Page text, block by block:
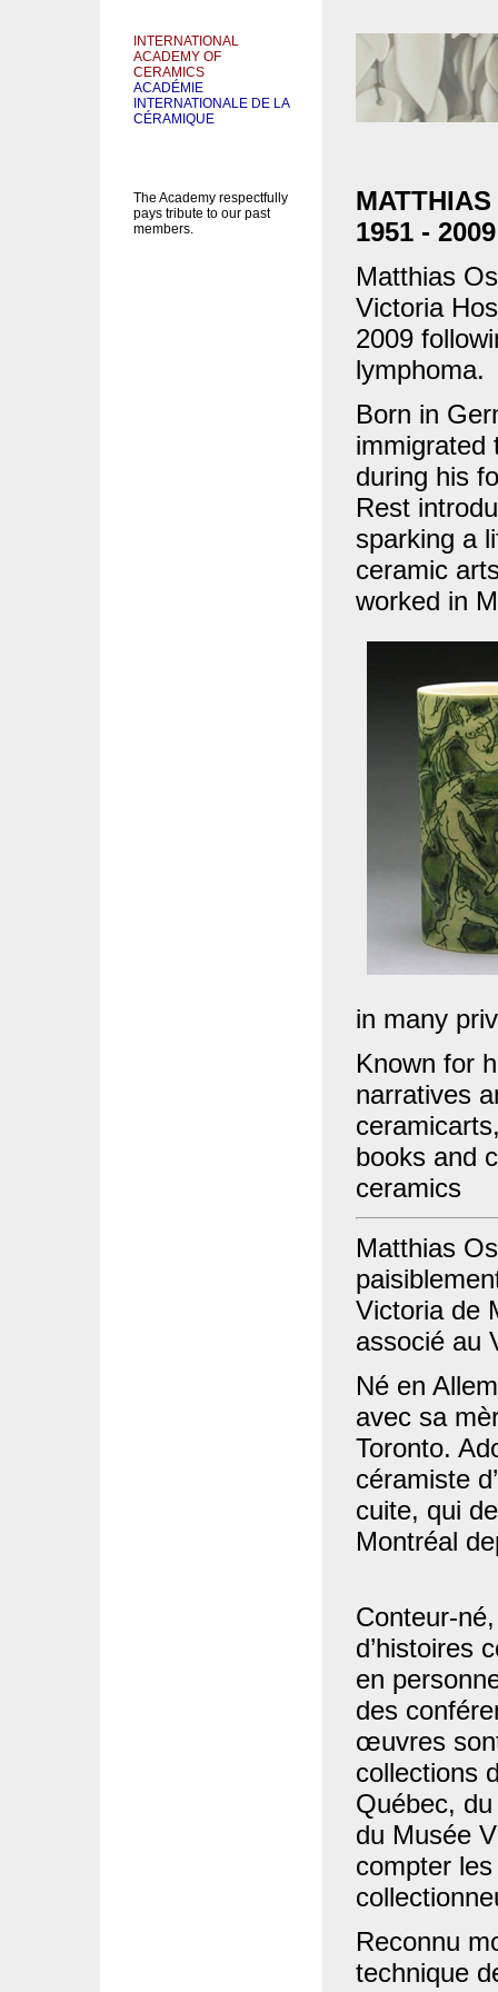
INTERNATIONAL
ACADEMY OF
CERAMICS
ACADÉMIE
INTERNATIONALE DE LA
CÉRAMIQUE
The Academy respectfully
pays tribute to our past
members.
1951 - 2009
Matthias
Victoria
2009
lymphoma.
Born in
immigrated
during his
Rest
sparking a
ceramic
worked in
in many
Known for
narratives
books and
ceramics
Matthias
Victoria de
associé au
Né en
avec sa
Toronto.
céramiste
cuite, qui
Montréal
Conteur-
d’histoires
en
des
œuvres
collections
Québec,
du Musée
compter
Reconnu
technique